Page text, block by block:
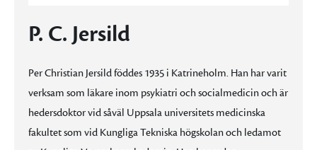
P. C. Jersild
Per Christian Jersild föddes 1935 i Katrineholm. Han har varit
verksam som läkare inom psykiatri och socialmedicin och är
hedersdoktor vid såväl Uppsala universitets medicinska
fakultet som vid Kungliga Tekniska högskolan och ledamot